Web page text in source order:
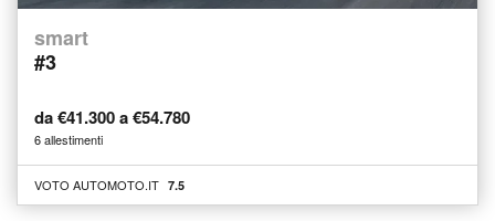
smart
#3
da €41.300 a €54.780
6 allestimenti
VOTO AUTOMOTO.IT 7.5